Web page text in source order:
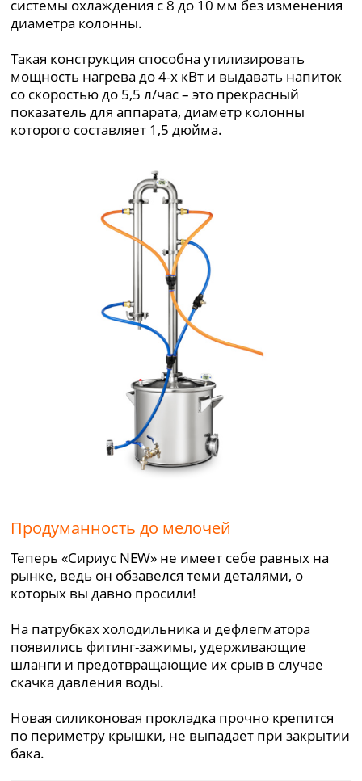
системы охлаждения с 8 до 10 мм без изменения
диаметра колонны.
Такая конструкция способна утилизировать
мощность нагрева до 4-х кВт и выдавать напиток
со скоростью до 5,5 л/час – это прекрасный
показатель для аппарата, диаметр колонны
которого составляет 1,5 дюйма.
Продуманность до мелочей
Теперь «Сириус NEW» не имеет себе равных на
рынке, ведь он обзавелся теми деталями, о
которых вы давно просили!
На патрубках холодильника и дефлегматора
появились фитинг-зажимы, удерживающие
шланги и предотвращающие их срыв в случае
скачка давления воды.
Новая силиконовая прокладка прочно крепится
по периметру крышки, не выпадает при закрытии
бака.